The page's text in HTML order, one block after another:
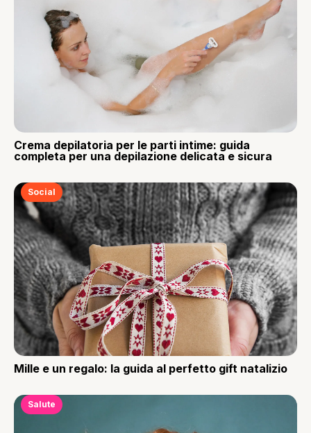
Crema depilatoria per le parti intime: guida
completa per una depilazione delicata e sicura
Social
Mille e un regalo: la guida al perfetto gift natalizio
Salute